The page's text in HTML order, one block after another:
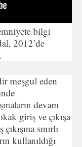
trafik şubede
define
bilgi
2012’de
meşgul eden
devam
giriş ve çıkışa
sınırlı
kullanıldığı